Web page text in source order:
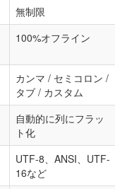
無制限
100%オフライン
カンマ / セミコロン /
タブ / カスタム
自動的に列にフラッ
ト化
UTF-8、ANSI、UTF-
16など